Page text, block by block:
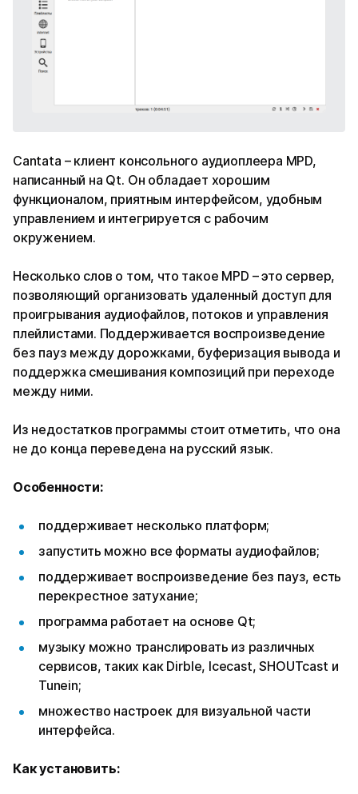
Cantata – клиент консольного аудиоплеера MPD,
написанный на Qt. Он обладает хорошим
функционалом, приятным интерфейсом, удобным
управлением и интегрируется с рабочим
окружением.
Несколько слов о том, что такое MPD – это сервер,
позволяющий организовать удаленный доступ для
проигрывания аудиофайлов, потоков и управления
плейлистами. Поддерживается воспроизведение
без пауз между дорожками, буферизация вывода и
поддержка смешивания композиций при переходе
между ними.
Из недостатков программы стоит отметить, что она
не до конца переведена на русский язык.
Особенности:
поддерживает несколько платформ;
запустить можно все форматы аудиофайлов;
поддерживает воспроизведение без пауз, есть
перекрестное затухание;
программа работает на основе Qt;
музыку можно транслировать из различных
сервисов, таких как Dirble, Icecast, SHOUTcast и
Tunein;
множество настроек для визуальной части
интерфейса.
Какустановить: